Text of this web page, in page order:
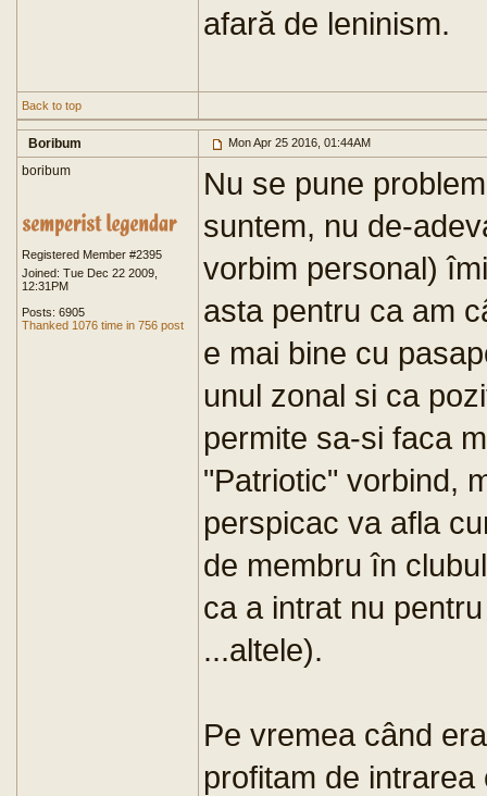
afară de leninism.
Back to top
Boribum Mon Apr 25 2016, 01:44AM
boribum
Registered Member #2395
Joined: Tue Dec 22 2009,
12:31PM
Posts: 6905
Thanked 1076 time in 756 post
Nu se pune
suntem, nu de-
vorbim personal)
asta pentru ca am
e mai bine cu
unul zonal si ca
permite sa-si faca
"Patriotic" vorbind,
perspicac va afla
de membru în
ca a intrat nu
...altele).
Pe vremea când
profitam de